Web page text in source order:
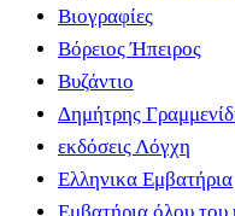
Βιογραφίες
Βόρειος Ήπειρος
Βυζάντιο
Δημήτρης
εκδόσεις Λόγχη
Ελληνικα Εμβατήρια